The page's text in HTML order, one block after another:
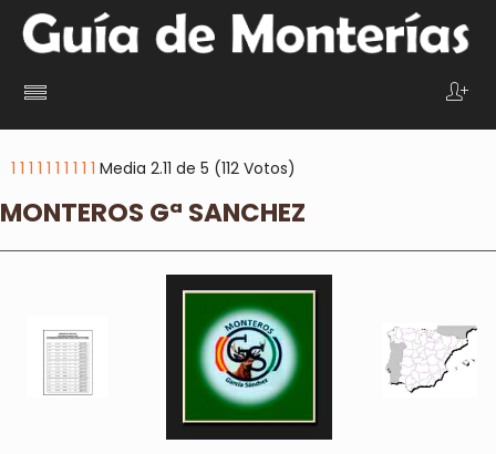
1 1 1 1 1 1 1 1 1 1 Media 2.11 de 5 (112 Votos)
MONTEROS Gª SANCHEZ